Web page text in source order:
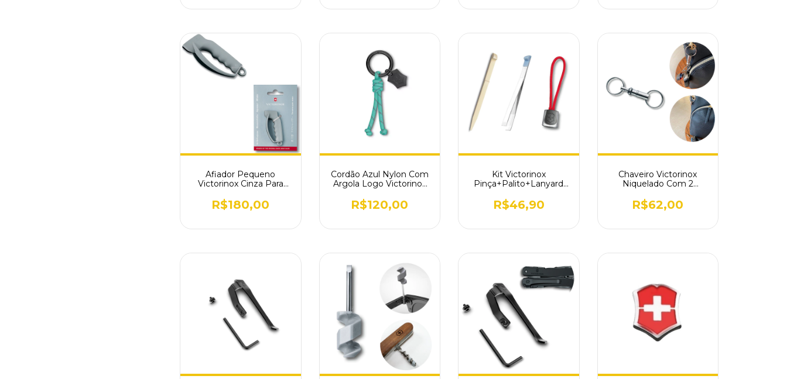
Afiador Pequeno
Victorinox Cinza Para
R$180,00
Cordão Azul Nylon Com
Argola Logo Victorinox
R$120,00
Kit Victorinox
Pinça+Palito+Lanyard
Caniv.Méd/Grand
R$46,90
Chaveiro Victorinox
Niquelado Com 2
R$62,00